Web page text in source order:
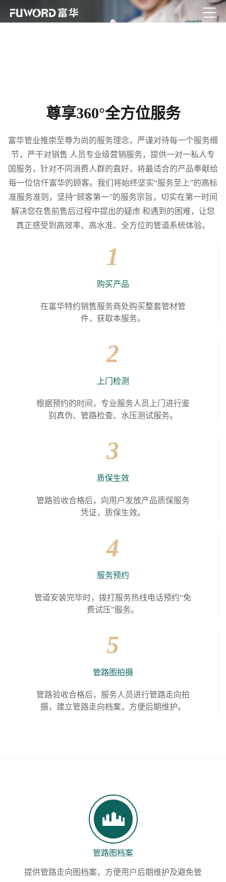
尊享360°全方位服务
富华管业推崇至尊为尚的服务理念，严谨对待每一个服务细
节，严干对销售 人员专业级营销服务，提供一对一私人专
国服务，针对不同消费人群的直好，将最适合的产品奉献给
每一位信仟富华的顾客。我们将始终坚实“服务至上”的高标
准服务准则，坚持“顾客第一”的服务宗旨，切实在第一时间
解决您在售前售后过程中提出的疑虑 和遇到的困难，让您
真正感受到高效率、高水准、全方位的管道系统体验。
1
购买产品
在富华特约销售服务商处购买整套管材管
件，获取本服务。
2
上门检测
根据预约的时间，专业服务人员上门进行鉴
别真伪、管路检查、水压测试服务。
3
质保生效
管路验收合格后，向用户发放产品质保服务
凭证，质保生效。
4
服务预约
管道安装完毕时，拨打服务热线电话预约“免
费试压”服务。
5
管路图拍摄
管路验收合格后，服务人员进行管路走向拍
摄，建立管路走向档案，方便后期维护。
管路图档案
提供管路走向图档案，方便用户后期维护及避免管